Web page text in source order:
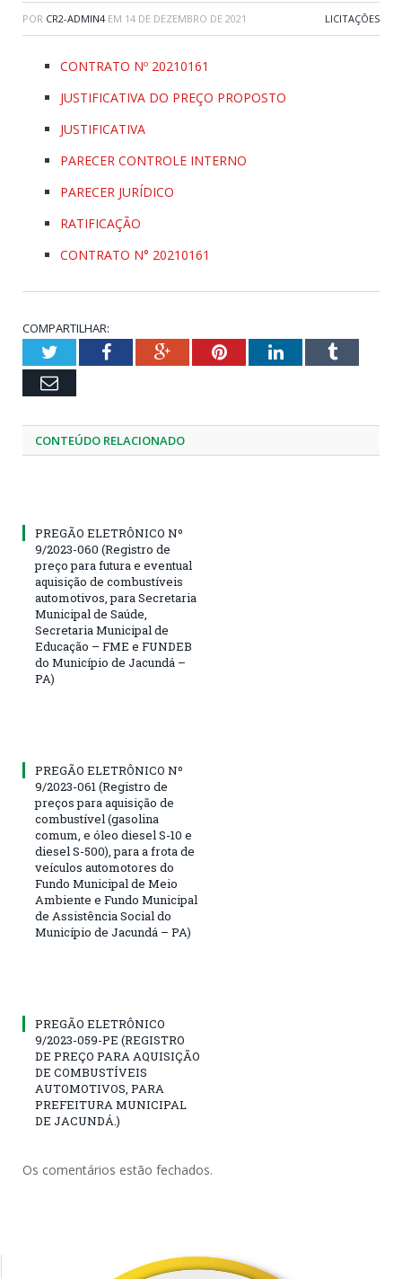
POR CR2-ADMIN4 EM 14 DE DEZEMBRO DE 2021 LICITAÇÕES
CONTRATO Nº 20210161
JUSTIFICATIVA DO PREÇO PROPOSTO
JUSTIFICATIVA
PARECER CONTROLE INTERNO
PARECER JURÍDICO
RATIFICAÇÃO
CONTRATO N° 20210161
COMPARTILHAR:
TwitterFacebookGoogle+PinterestLinkedInTumblr
Email
CONTEÚDO RELACIONADO
PREGÃO ELETRÔNICO Nº
9/2023-060 (Registro de
preço para futura e eventual
aquisição de combustíveis
automotivos, para Secretaria
Municipal de Saúde,
Secretaria Municipal de
Educação – FME e FUNDEB
do Município de Jacundá –
PA)
PREGÃO ELETRÔNICO Nº
9/2023-061 (Registro de
preços para aquisição de
combustível (gasolina
comum, e óleo diesel S-10 e
diesel S-500), para a frota de
veículos automotores do
Fundo Municipal de Meio
Ambiente e Fundo Municipal
de Assistência Social do
Município de Jacundá – PA)
PREGÃO ELETRÔNICO
9/2023-059-PE (REGISTRO
DE PREÇO PARA AQUISIÇÃO
DE COMBUSTÍVEIS
AUTOMOTIVOS, PARA
PREFEITURA MUNICIPAL
DE JACUNDÁ.)
Os comentários estão fechados.